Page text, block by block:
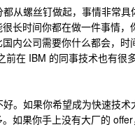
从螺丝钉做起，事情非常
长时间你都在做一件事情，
内公司需要你什么都会，时
在 IBM 的同事技术也有很
。如果你希望成为快速技术
如果你手上没有大厂的